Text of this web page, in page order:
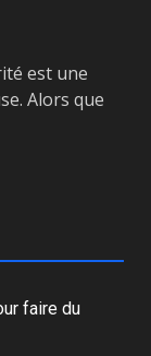
est une
Alors que
faire du